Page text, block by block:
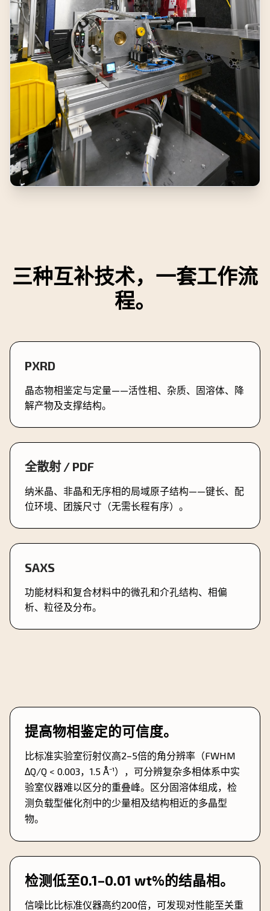
三种互补技术，一套工作流
程。
PXRD
晶态物相鉴定与定量——活性相、杂质、固溶体、降
解产物及支撑结构。
全散射 / PDF
纳米晶、非晶和无序相的局域原子结构——键长、配
位环境、团簇尺寸（无需长程有序）。
SAXS
功能材料和复合材料中的微孔和介孔结构、相偏
析、粒径及分布。
提高物相鉴定的可信度。
比标准实验室衍射仪高2–5倍的角分辨率（FWHM
ΔQ/Q < 0.003，1.5 Å⁻¹），可分辨复杂多相体系中实
验室仪器难以区分的重叠峰。区分固溶体组成，检
测负载型催化剂中的少量相及结构相近的多晶型
物。
检测低至0.1–0.01 wt%的结晶相。
信噪比比标准仪器高约200倍，可发现对性能至关重